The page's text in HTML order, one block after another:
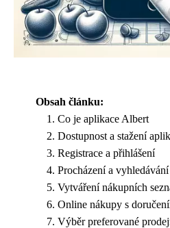
Obsah článku:
Co je aplikace Albert
Dostupnost a stažení
Registrace a přihlášení
Procházení a
Vytváření nákupních
Online nákupy s
Výběr preferované